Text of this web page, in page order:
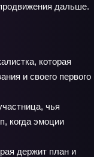
дальше.
которая
и своего первого
чья
когда эмоции
держит план и